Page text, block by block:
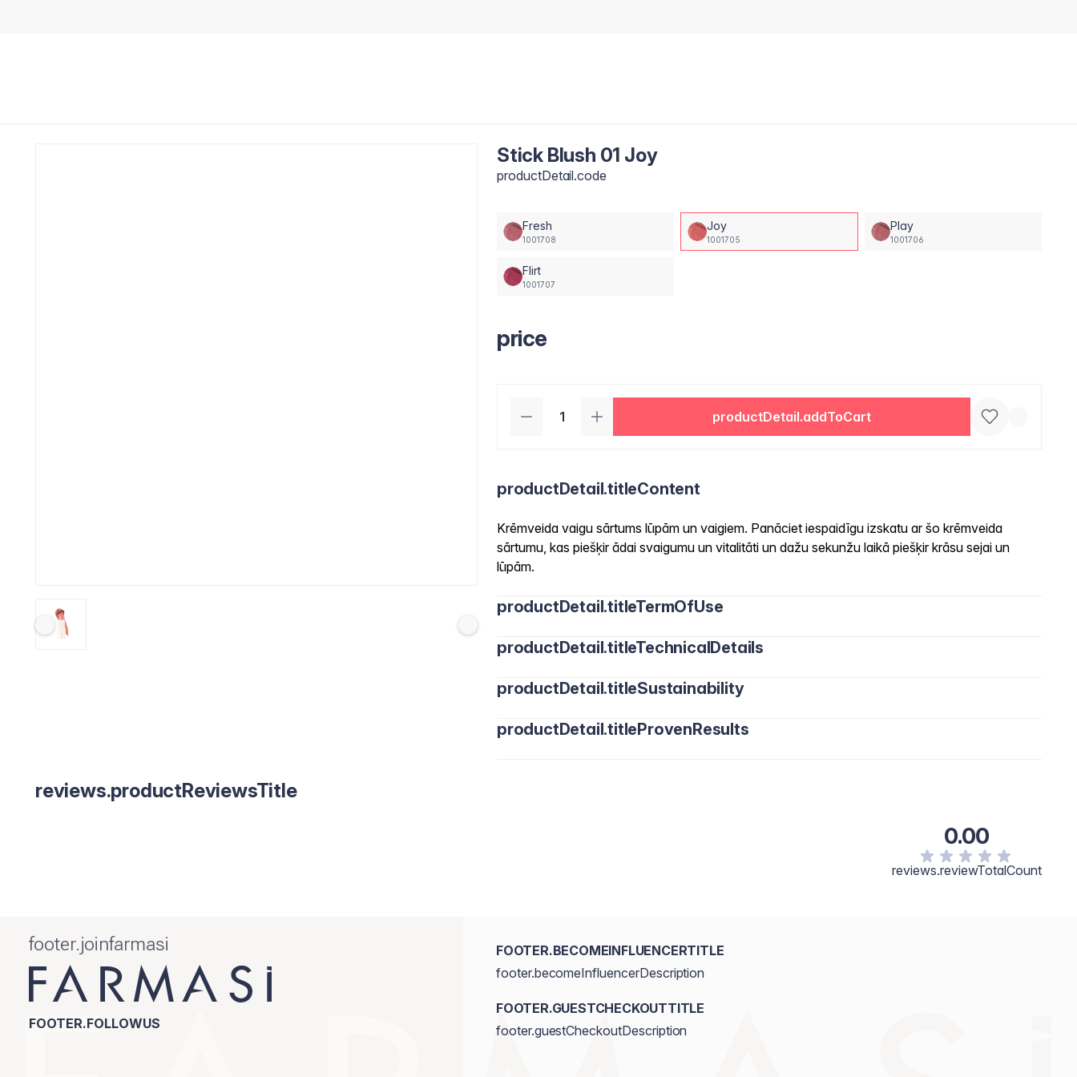
Stick Blush 01 Joy
productDetail.code
Fresh
1001708
Joy
1001705
Play
1001706
Flirt
1001707
price
productDetail.addToCart
productDetail.titleContent
Krēmveida vaigu sārtums lūpām un vaigiem. Panāciet iespaidīgu izskatu ar šo krēmveida
sārtumu, kas piešķir ādai svaigumu un vitalitāti un dažu sekunžu laikā piešķir krāsu sejai un
lūpām.
productDetail.titleTermOfUse
productDetail.titleTechnicalDetails
productDetail.titleSustainability
productDetail.titleProvenResults
reviews.productReviewsTitle
0.00
reviews.reviewTotalCount
footer.joinfarmasi
FOOTER.FOLLOWUS
FOOTER.BECOMEINFLUENCERTITLE
footer.becomeInfluencerDescription
FOOTER.GUESTCHECKOUTTITLE
footer.guestCheckoutDescription